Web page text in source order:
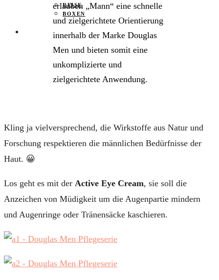
REISE
BOXEN
KIND & KEGEL
erlauben „Mann“ eine schnelle
und zielgerichtete Orientierung
innerhalb der Marke Douglas
Men und bieten somit eine
unkomplizierte und
zielgerichtete Anwendung.
Kling ja vielversprechend, die Wirkstoffe aus Natur und
Forschung respektieren die männlichen Bedürfnisse der
Haut. 😀
Los geht es mit der Active Eye Cream, sie soll die
Anzeichen von Müdigkeit um die Augenpartie mindern
und Augenringe oder Tränensäcke kaschieren.